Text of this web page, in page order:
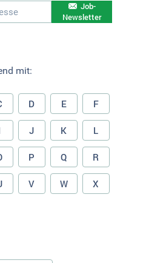
Job-
Newsletter
mit:
D E F
J K L
P Q R
V W X